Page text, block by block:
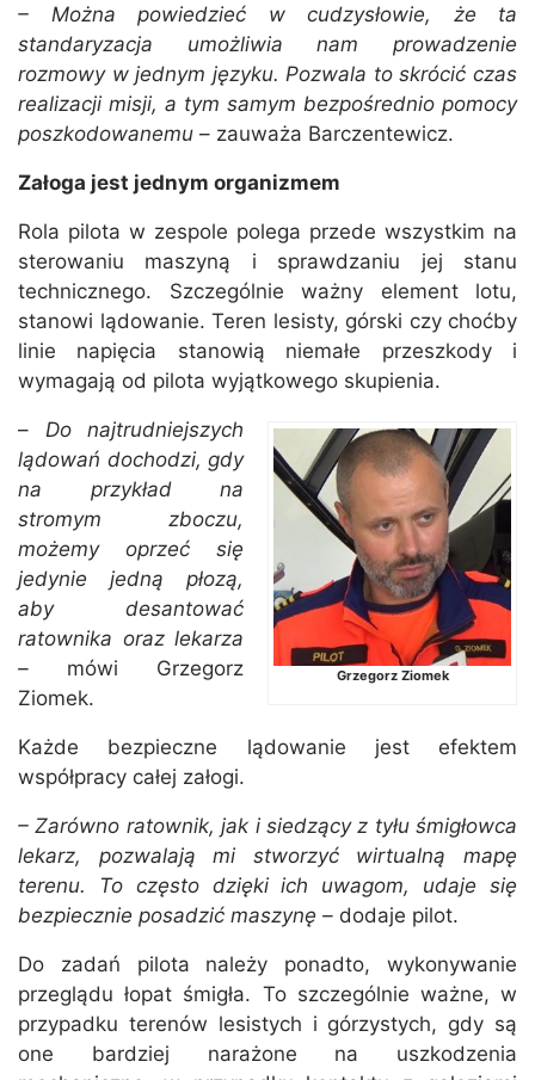
– Można powiedzieć w cudzysłowie, że ta
standaryzacja umożliwia nam prowadzenie
rozmowy w jednym języku. Pozwala to skrócić czas
realizacji misji, a tym samym bezpośrednio pomocy
poszkodowanemu – zauważa Barczentewicz.
Załoga jest jednym organizmem
Rola pilota w zespole polega przede wszystkim na
sterowaniu maszyną i sprawdzaniu jej stanu
technicznego. Szczególnie ważny element lotu,
stanowi lądowanie. Teren lesisty, górski czy choćby
linie napięcia stanowią niemałe przeszkody i
wymagają od pilota wyjątkowego skupienia.
Grzegorz Ziomek
– Do najtrudniejszych
lądowań dochodzi, gdy
na przykład na
stromym zboczu,
możemy oprzeć się
jedynie jedną płozą,
aby desantować
ratownika oraz lekarza
– mówi Grzegorz
Ziomek.
Każde bezpieczne lądowanie jest efektem
współpracy całej załogi.
– Zarówno ratownik, jak i siedzący z tyłu śmigłowca
lekarz, pozwalają mi stworzyć wirtualną mapę
terenu. To często dzięki ich uwagom, udaje się
bezpiecznie posadzić maszynę – dodaje pilot.
Do zadań pilota należy ponadto, wykonywanie
przeglądu łopat śmigła. To szczególnie ważne, w
przypadku terenów lesistych i górzystych, gdy są
one bardziej narażone na uszkodzenia